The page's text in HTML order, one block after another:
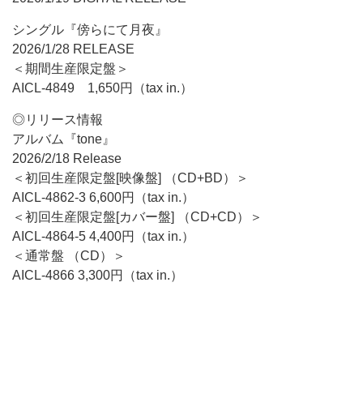
シングル『傍らにて月夜』
2026/1/28 RELEASE
＜期間生産限定盤＞
AICL-4849 1,650円（tax in.）
◎リリース情報
アルバム『tone』
2026/2/18 Release
＜初回生産限定盤[映像盤] （CD+BD）＞
AICL-4862-3 6,600円（tax in.）
＜初回生産限定盤[カバー盤] （CD+CD）＞
AICL-4864-5 4,400円（tax in.）
＜通常盤 （CD）＞
AICL-4866 3,300円（tax in.）